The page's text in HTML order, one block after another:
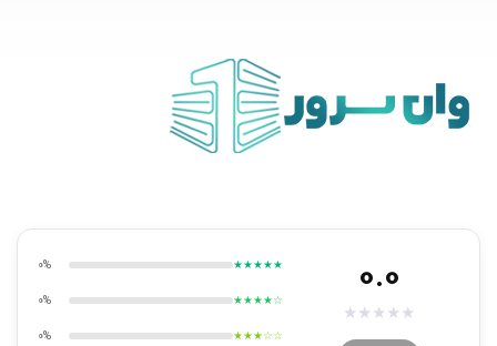
0.0
★
★
★
★
★
★★★★★
0%
★★★★☆
0%
★★★☆☆
0%